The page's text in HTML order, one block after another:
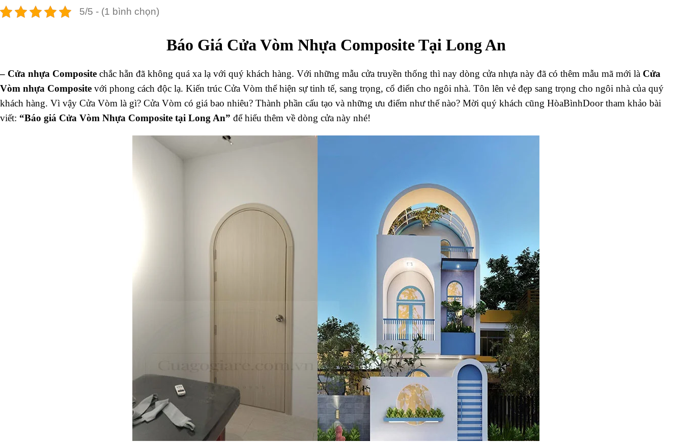
5/5 - (1 bình chọn)
Báo Giá Cửa Vòm Nhựa Composite Tại Long An
– Cửa nhựa Composite chắc hẵn đã không quá xa lạ với quý khách hàng. Với những mẫu cửa truyền thống thì nay dòng cửa nhựa này đã có thêm mẫu mã mới là Cửa
Vòm nhựa Composite với phong cách độc lạ. Kiến trúc Cửa Vòm thể hiện sự tinh tế, sang trọng, cổ điển cho ngôi nhà. Tôn lên vẻ đẹp sang trọng cho ngôi nhà của quý
khách hàng. Vì vậy Cửa Vòm là gì? Cửa Vòm có giá bao nhiêu? Thành phần cấu tạo và những ưu điểm như thế nào? Mời quý khách cũng HòaBìnhDoor tham khảo bài
viết: “Báo giá Cửa Vòm Nhựa Composite tại Long An” để hiểu thêm về dòng cửa này nhé!